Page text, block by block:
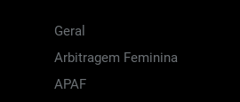
Geral
Arbitragem Feminina
APAF